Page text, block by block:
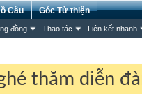
đồng Thao tác Liên kết nhanh
Câu Góc Từ thiện
thăm diễn